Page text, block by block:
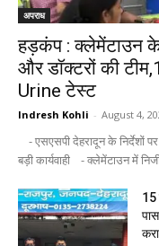
अपराध
हड़कंप : क्लेमेंटाउन
और डॉक्टरों की
Urine टेस्ट
Indresh Kohli - August 4,
- एसएसपी देहरादून के निर्देशों
बड़ी कार्यवाही - क्लेमेंटाउन में
15